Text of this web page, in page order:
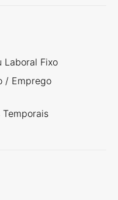
Laboral Fixo
/ Emprego